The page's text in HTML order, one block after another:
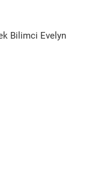
Bilimci Evelyn